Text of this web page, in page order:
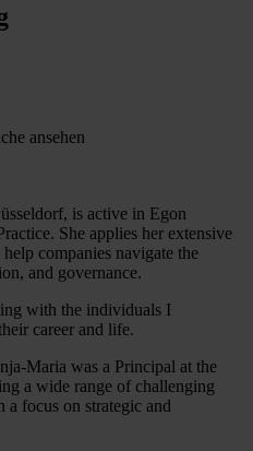
ansehen
is active in Egon
She applies her extensive
companies navigate the
and governance.
with the individuals I
career and life.
Maria was a Principal at the
a wide range of challenging
a focus on strategic and